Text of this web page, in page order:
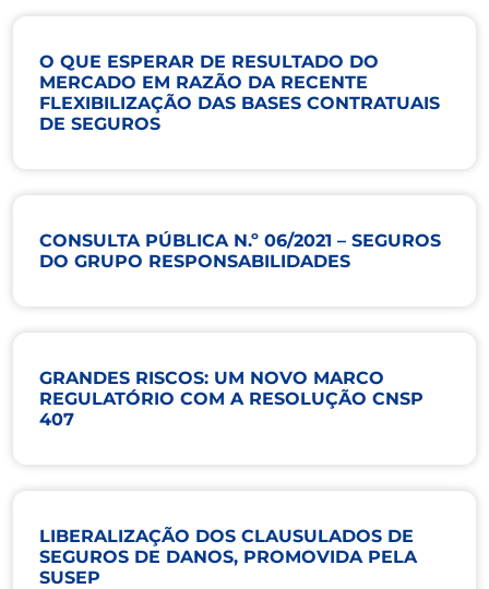
O QUE ESPERAR DE RESULTADO DO
MERCADO EM RAZÃO DA RECENTE
FLEXIBILIZAÇÃO DAS BASES CONTRATUAIS
DE SEGUROS
CONSULTA PÚBLICA N.º 06/2021 – SEGUROS
DO GRUPO RESPONSABILIDADES
GRANDES RISCOS: UM NOVO MARCO
REGULATÓRIO COM A RESOLUÇÃO CNSP
407
LIBERALIZAÇÃO DOS CLAUSULADOS DE
SEGUROS DE DANOS, PROMOVIDA PELA
SUSEP